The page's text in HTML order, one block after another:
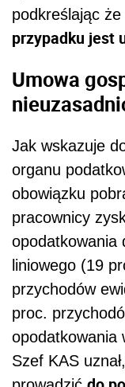
podkreślając że
przypadku jest
Umowa
Jak wskazuje
organu
obowiązku
pracownicy
opodatkowania
liniowego (19
przychodów
proc.
opodatkowania
Szef KAS